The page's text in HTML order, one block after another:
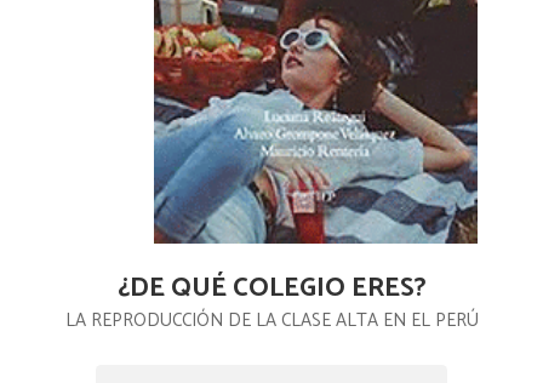
¿DE QUÉ COLEGIO ERES?
LA REPRODUCCIÓN DE LA CLASE ALTA EN EL PERÚ